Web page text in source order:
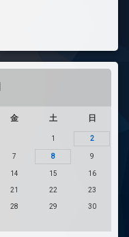
金 土 日
1 2
7 8 9
14 15 16
21 22 23
28 29 30